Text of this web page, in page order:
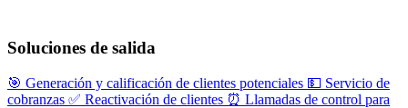
Soluciones de salida
🎯 Generación y calificación de clientes potenciales 💵 Servicio de
cobranzas ✅ Reactivación de clientes ⏰ Llamadas de control para